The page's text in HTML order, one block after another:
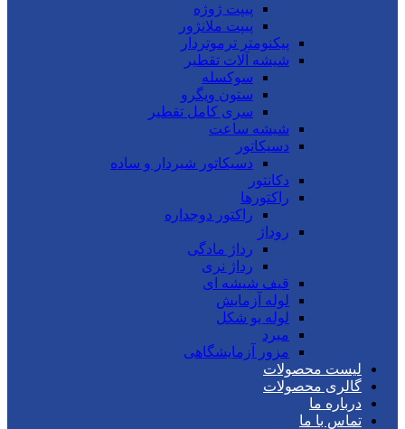
پیپت ژوژه
پیپت ملانژور
پیکنومتر ترموتردار
شیشه آلات تقطیر
سوکسله
ستون ویگرو
سری کامل تقطیر
شیشه ساعت
دسیکاتور
دسیکاتور شیردار و ساده
دکانتور
راکتورها
راکتور دوجداره
روداژ
رداژ مادگی
رداژ نری
قیف شیشه ای
لوله آزمایش
لوله یو شکل
مبرد
مزور آزمایشگاهی
لیست محصولات
گالری محصولات
درباره ما
تماس با ما